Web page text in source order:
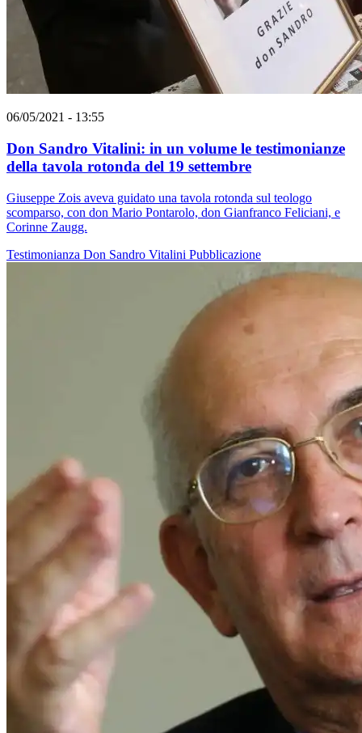
06/05/2021 - 13:55
Don Sandro Vitalini: in un volume le testimonianze
della tavola rotonda del 19 settembre
Giuseppe Zois aveva guidato una tavola rotonda sul teologo
scomparso, con don Mario Pontarolo, don Gianfranco Feliciani, e
Corinne Zaugg.
Testimonianza Don Sandro Vitalini Pubblicazione